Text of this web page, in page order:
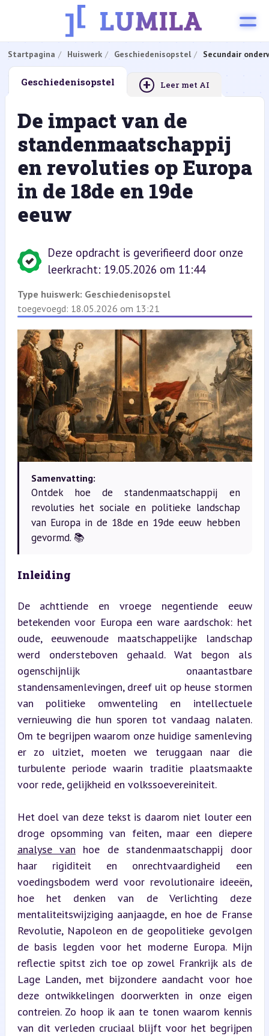
Startpagina Huiswerk Geschiedenisopstel Secundair
Geschiedenisopstel + Leer met AI
De impact van de
standenmaatschappij
en revoluties op Europa
in de 18de en 19de
eeuw
Deze opdracht is geverifieerd door onze
leerkracht: 19.05.2026 om 11:44
Type huiswerk: Geschiedenisopstel
toegevoegd: 18.05.2026 om 13:21
Samenvatting:
Ontdek hoe de standenmaatschappij en
revoluties het sociale en politieke landschap
van Europa in de 18de en 19de eeuw hebben
gevormd. 📚
Inleiding
De achttiende en vroege negentiende eeuw
betekenden voor Europa een ware aardschok: het
oude, eeuwenoude maatschappelijke landschap
werd ondersteboven gehaald. Wat begon als
ogenschijnlijk onaantastbare
standensamenlevingen, dreef uit op heuse stormen
van politieke omwenteling en intellectuele
vernieuwing die hun sporen tot vandaag nalaten.
Om te begrijpen waarom onze huidige samenleving
er zo uitziet, moeten we teruggaan naar die
turbulente periode waarin traditie plaatsmaakte
voor rede, gelijkheid en volkssoevereiniteit.
Het doel van deze tekst is daarom niet louter een
droge opsomming van feiten, maar een diepere
analyse van hoe de standenmaatschappij door
haar rigiditeit en onrechtvaardigheid een
voedingsbodem werd voor revolutionaire ideeën,
hoe het denken van de Verlichting deze
mentaliteitswijziging aanjaagde, en hoe de Franse
Revolutie, Napoleon en de geopolitieke gevolgen
de basis legden voor het moderne Europa. Mijn
reflectie spitst zich toe op zowel Frankrijk als de
Lage Landen, met bijzondere aandacht voor hoe
deze ontwikkelingen doorwerkten in onze eigen
contreien. Zo hoop ik aan te tonen waarom kennis
van dit verleden cruciaal blijft voor het begrijpen